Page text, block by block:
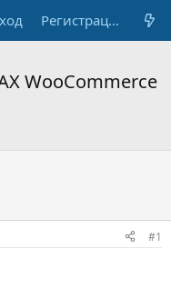
Регистрация
WooCommerce
#1